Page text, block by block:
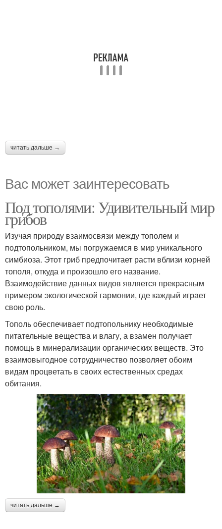
читать дальше →
Вас может заинтересовать
Под тополями: Удивительный мир
грибов
Изучая природу взаимосвязи между тополем и
подтопольником, мы погружаемся в мир уникального
симбиоза. Этот гриб предпочитает расти вблизи корней
тополя, откуда и произошло его название.
Взаимодействие данных видов является прекрасным
примером экологической гармонии, где каждый играет
свою роль.
Тополь обеспечивает подтопольнику необходимые
питательные вещества и влагу, а взамен получает
помощь в минерализации органических веществ. Это
взаимовыгодное сотрудничество позволяет обоим
видам процветать в своих естественных средах
обитания.
читать дальше →